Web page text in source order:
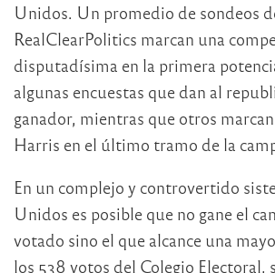
Unidos. Un promedio de sondeos
RealClearPolitics marcan una
disputadísima en la primera
algunas encuestas que dan al
ganador, mientras que otros
Harris en el último tramo de la
En un complejo y controvertido
Unidos es posible que no gane el
votado sino el que alcance una
los 538 votos del Colegio Electoral,